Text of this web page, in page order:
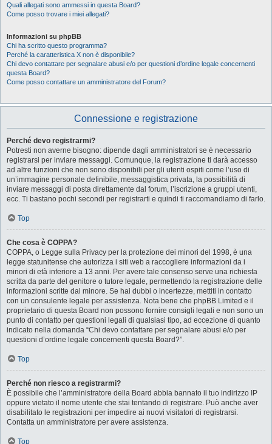
Quali allegati sono ammessi in questa Board?
Come posso trovare i miei allegati?
Informazioni su phpBB
Chi ha scritto questo programma?
Perché la caratteristica X non è disponibile?
Chi devo contattare per segnalare abusi e/o per questioni d’ordine legale concernenti
questa Board?
Come posso contattare un amministratore del Forum?
Connessione e registrazione
Perché devo registrarmi?
Potresti non averne bisogno: dipende dagli amministratori se è necessario
registrarsi per inviare messaggi. Comunque, la registrazione ti darà accesso
ad altre funzioni che non sono disponibili per gli utenti ospiti come l’uso di
un’immagine personale definibile, messaggistica privata, la possibilità di
inviare messaggi di posta direttamente dal forum, l’iscrizione a gruppi utenti,
ecc. Ti bastano pochi secondi per registrarti e quindi ti raccomandiamo di farlo.
Top
Che cosa è COPPA?
COPPA, o Legge sulla Privacy per la protezione dei minori del 1998, è una
legge statunitense che autorizza i siti web a raccogliere informazioni da i
minori di età inferiore a 13 anni. Per avere tale consenso serve una richiesta
scritta da parte del genitore o tutore legale, permettendo la registrazione delle
informazioni scritte dal minore. Se hai dubbi o incertezze, mettiti in contatto
con un consulente legale per assistenza. Nota bene che phpBB Limited e il
proprietario di questa Board non possono fornire consigli legali e non sono un
punto di contatto per questioni legali di qualsiasi tipo, ad eccezione di quanto
indicato nella domanda “Chi devo contattare per segnalare abusi e/o per
questioni d’ordine legale concernenti questa Board?”.
Top
Perché non riesco a registrarmi?
È possibile che l’amministratore della Board abbia bannato il tuo indirizzo IP
oppure vietato il nome utente che stai tentando di registrare. Può anche aver
disabilitato le registrazioni per impedire ai nuovi visitatori di registrarsi.
Contatta un amministratore per avere assistenza.
Top